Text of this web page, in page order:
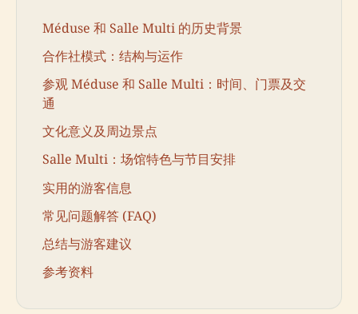
Méduse 和 Salle Multi 的历史背景
合作社模式：结构与运作
参观 Méduse 和 Salle Multi：时间、门票及交
通
文化意义及周边景点
Salle Multi：场馆特色与节目安排
实用的游客信息
常见问题解答 (FAQ)
总结与游客建议
参考资料